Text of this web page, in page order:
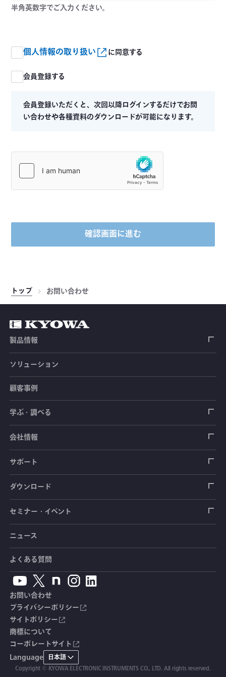
半角英数字でご入力ください。
個人情報の取り扱い に同意する
会員登録する
会員登録いただくと、次回以降ログインするだけでお問
い合わせや各種資料のダウンロードが可能になります。
確認画面に進む
トップ お問い合わせ
製品情報
ひずみゲージ
センサ（変換器）
ロードセル
加速度センサ
圧力センサ
トルクセンサ
土木建築用センサ
荷重計
土圧計
間隙水圧計
傾斜計
鉄筋計
沈下計
応力計
継目計
変位計
自動車用センサ
シートベルト張力計
操舵力・操舵角計
手ブレーキ計・チェンジレバー操作力計
踏力計
ホイールトルクセンサ
人体ダミー用センサ
測定器
データロガー
指示計・表示器
増幅器（アンプ）
ハンディ測定器（チェッカ）
ソフトウェア
計測システム
道路用計測システム
鉄道用計測システム
自動車用計測システム
土木用計測システム
試験装置・システム
ブリッジボックス
ケーブル・コネクタ
アクセサリ
製品・サービスTopics
オーダーメイド製品
生産終了製品
ソリューション
顧客事例
学ぶ・調べる
ひずみゲージ
センサ（変換器）
測定器
光ファイバ計測ソリューション - 学ぶ・調べる
共和技報
単位変換表
用語集
会社情報
拠点情報
会社概要
サポート
製品輸出時の取り扱いと該非判定書
毒物及び劇物譲受書
安全データシート（SDS）
カタログ・資料のダウンロード
生産終了製品一覧
拠点情報
よくあるご質問
ダウンロード
カタログ
取扱説明書
CADデータ
ソフトウェアバージョンアップ
総合カタログ
安全データシート（SDS）
CE適合品 受注・販売状況
共和技報
セミナー・イベント
セミナー・講習会
イベント・展示会
ニュース
よくある質問
お問い合わせ
プライバシーポリシー
サイトポリシー
商標について
コーポレートサイト
Language 日本語
Copyright © KYOWA ELECTRONIC INSTRUMENTS CO., LTD. All rights reserved.